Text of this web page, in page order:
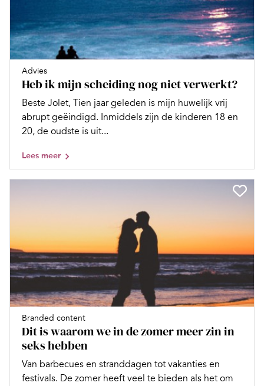
Advies
Heb ik mijn scheiding nog niet verwerkt?
Beste Jolet, Tien jaar geleden is mijn huwelijk vrij
abrupt geëindigd. Inmiddels zijn de kinderen 18 en
20, de oudste is uit...
Lees meer
Branded content
Dit is waarom we in de zomer meer zin in
seks hebben
Van barbecues en stranddagen tot vakanties en
festivals. De zomer heeft veel te bieden als het om